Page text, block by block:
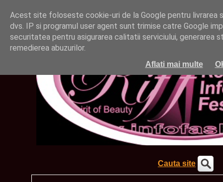
Acest site foloseste cookie-uri de la Google pentru livrarea
dvs. IP si programul user agent sunt trimise catre Google
securitatea pentru asigurarea calitatii serviciului, generarea
remedierea abuzurilor.
Aflati mai multe
Cauta site